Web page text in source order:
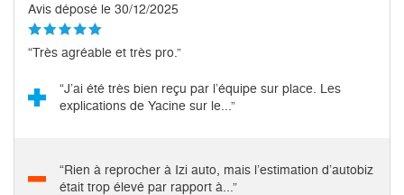
Avis déposé le 30/12/2025
“Très agréable et très pro.”
“J’ai été très bien reçu par l’équipe sur place. Les
explications de Yacine sur le...”
“Rien à reprocher à Izi auto, mais l’estimation d’autobiz
était trop élevé par rapport à...”